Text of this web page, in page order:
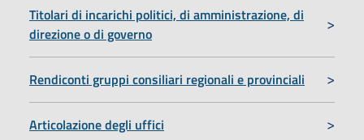
Titolari di incarichi politici, di amministrazione, di
direzione o di governo
Rendiconti gruppi consiliari regionali e provinciali
Articolazione degli uffici